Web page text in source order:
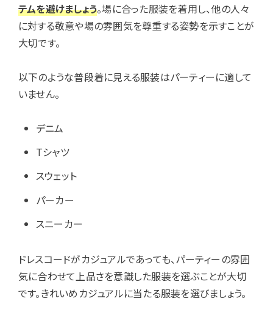
テムを避けましょう。場に合った服装を着用し、他の人々
に対する敬意や場の雰囲気を尊重する姿勢を示すことが
大切です。
以下のような普段着に見える服装はパーティーに適して
いません。
デニム
Tシャツ
スウェット
パーカー
スニーカー
ドレスコードがカジュアルであっても、パーティーの雰囲
気に合わせて上品さを意識した服装を選ぶことが大切
です。きれいめカジュアルに当たる服装を選びましょう。